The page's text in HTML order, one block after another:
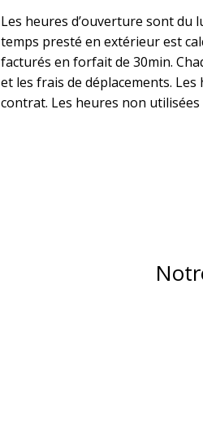
Les heures d’ouverture sont du
temps presté en extérieur est
facturés en forfait de 30min.
et les frais de déplacements.
contrat. Les heures non